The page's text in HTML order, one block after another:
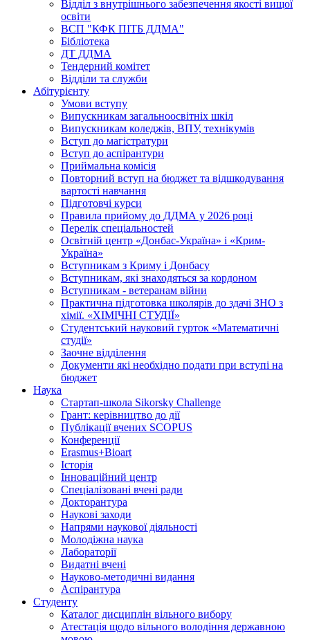
Відділ з внутрішнього забезпечення якості вищої
освіти
ВСП "КФК ПІТБ ДДМА"
Бібліотека
ДТ ДДМА
Тендерний комітет
Відділи та служби
Абітурієнту
Умови вступу
Випускникам загальноосвітніх шкіл
Випускникам коледжів, ВПУ, технікумів
Вступ до магістратури
Вступ до аспірантури
Приймальна комісія
Повторний вступ на бюджет та відшкодування
вартості навчання
Підготовчі курси
Правила прийому до ДДМА у 2026 році
Перелік спеціальностей
Освітній центр «Донбас-Україна» і «Крим-
Україна»
Вступникам з Криму і Донбасу
Вступникам, які знаходяться за кордоном
Вступникам - ветеранам війни
Практична підготовка школярів до здачі ЗНО з
хімії. «ХІМІЧНІ СТУДІЇ»
Студентський науковий гурток «Математичні
студії»
Заочне відділення
Документи які необхідно подати при вступі на
бюджет
Наука
Стартап-школа Sikorsky Challenge
Грант: керівництво до дії
Публікації вчених SCOPUS
Конференції
Erasmus+Bioart
Історія
Інноваційний центр
Спеціалізовані вчені ради
Докторантура
Наукові заходи
Напрями наукової діяльності
Молодіжна наука
Лабораторії
Видатні вчені
Науково-методичні видання
Аспірантура
Студенту
Каталог дисциплін вільного вибору
Атестація щодо вільного володіння державною